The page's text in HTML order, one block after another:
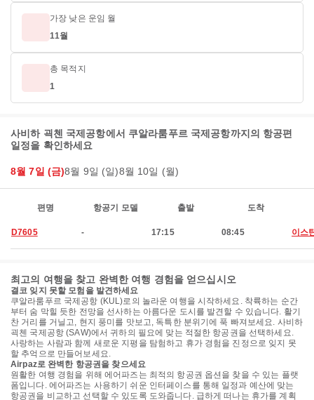
가장 낮은 운임 월
11월
총 목적지
1
사비하 괵첸 국제공항에서 쿠알라룸푸르 국제공항까지의 항공편
일정을 확인하세요
8월 7일 (금)8월 9일 (일)8월 10일 (월)
편명 항공기 모델 출발 도착
D7605 - 17:15 08:45 이스
최고의 여행을 찾고 완벽한 여행 경험을 얻으십시오
결코 잊지 못할 모험을 발견하세요
쿠알라룸푸르 국제공항 (KUL)로의 놀라운 여행을 시작하세요. 착륙하는 순간
부터 숨 막힐 듯한 전망을 선사하는 아름다운 도시를 발견할 수 있습니다. 활기
찬 거리를 거닐고, 현지 풍미를 맛보고, 독특한 분위기에 푹 빠져보세요. 사비하
괵첸 국제공항 (SAW)에서 귀하의 필요에 맞는 적절한 항공권을 선택하세요.
사랑하는 사람과 함께 새로운 지평을 탐험하고 휴가 경험을 진정으로 잊지 못
할 추억으로 만들어보세요.
Airpaz로 완벽한 항공권을 찾으세요
원활한 여행 경험을 위해 에어파즈는 최적의 항공권 옵션을 찾을 수 있는 플랫
폼입니다. 에어파즈는 사용하기 쉬운 인터페이스를 통해 일정과 예산에 맞는
항공권을 비교하고 선택할 수 있도록 도와줍니다. 급하게 떠나는 휴가를 계획